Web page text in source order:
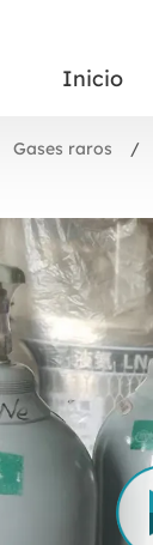
Inicio
Gases raros